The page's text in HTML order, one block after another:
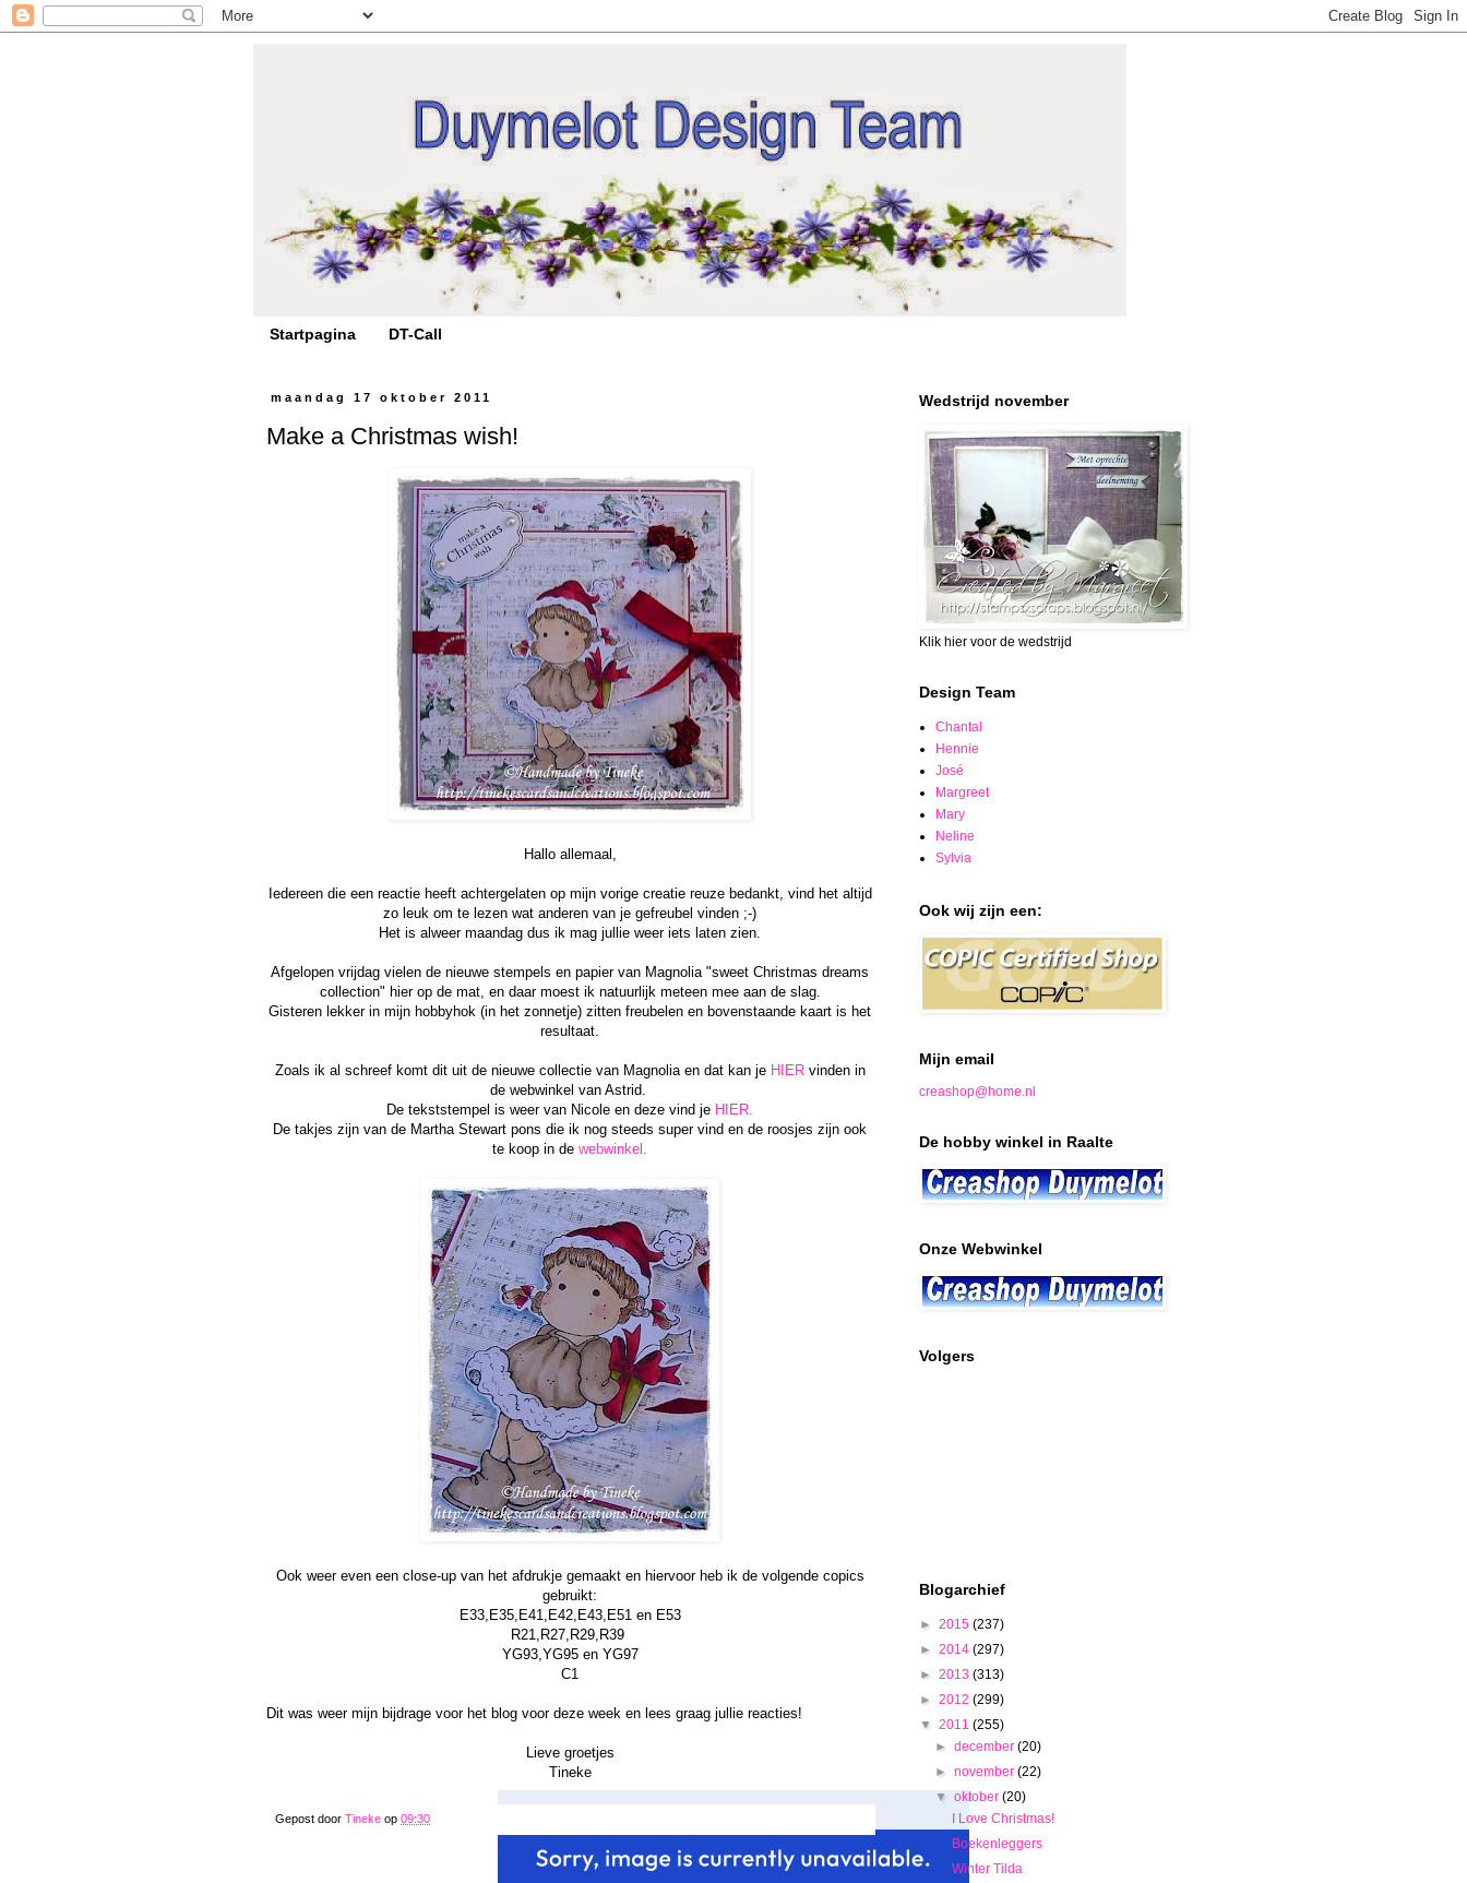
Startpagina DT-Call
maandag 17 oktober 2011
Make a Christmas wish!
Hallo allemaal,
Iedereen die een reactie heeft achtergelaten op mijn vorige creatie reuze bedankt, vind het altijd
zo leuk om te lezen wat anderen van je gefreubel vinden ;-)
Het is alweer maandag dus ik mag jullie weer iets laten zien.
Afgelopen vrijdag vielen de nieuwe stempels en papier van Magnolia "sweet Christmas dreams
collection" hier op de mat, en daar moest ik natuurlijk meteen mee aan de slag.
Gisteren lekker in mijn hobbyhok (in het zonnetje) zitten freubelen en bovenstaande kaart is het
resultaat.
Zoals ik al schreef komt dit uit de nieuwe collectie van Magnolia en dat kan je HIERvinden in
de webwinkel van Astrid.
De tekststempel is weer van Nicole en deze vind je HIER.
De takjes zijn van de Martha Stewart pons die ik nog steeds super vind en de roosjes zijn ook
te koop in de webwinkel.
Ook weer even een close-up van het afdrukje gemaakt en hiervoor heb ik de volgende copics
gebruikt:
E33,E35,E41,E42,E43,E51 en E53
R21,R27,R29,R39
YG93,YG95 en YG97
C1
Dit was weer mijn bijdrage voor het blog voor deze week en lees graag jullie reacties!
Lieve groetjes
Tineke
Gepost door Tineke op 09:30
Wedstrijd november
Klik hier voor de wedstrijd
Design Team
Chantal
Hennie
José
Margreet
Mary
Neline
Sylvia
Ook wij zijn een:
Mijn email
creashop@home.nl
De hobby winkel in Raalte
Onze Webwinkel
Volgers
Blogarchief
► 2015 (237)
► 2014 (297)
► 2013 (313)
► 2012 (299)
▼ 2011 (255)
►december(20)
►november(22)
▼oktober(20)
I Love Christmas!
Boekenleggers
Winter Tilda